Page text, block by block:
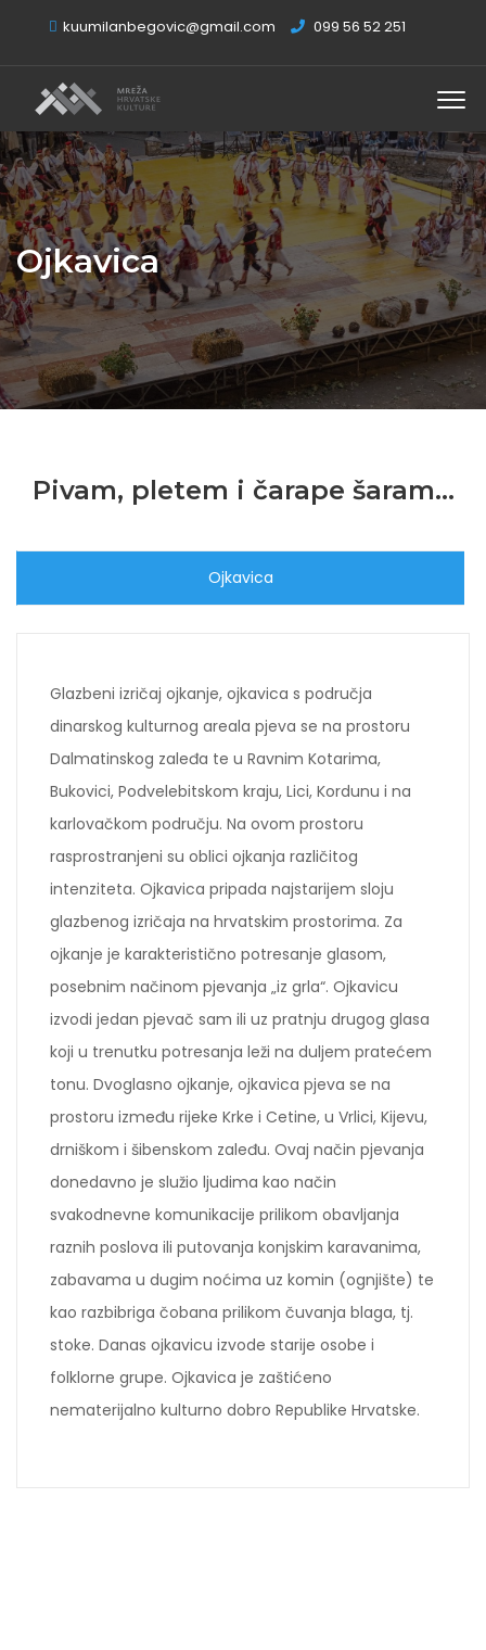
kuumilanbegovic@gmail.com 099 56 52 251
Ojkavica
Pivam, pletem i čarape šaram...
Ojkavica
Glazbeni izričaj ojkanje, ojkavica s područja
dinarskog kulturnog areala pjeva se na prostoru
Dalmatinskog zaleđa te u Ravnim Kotarima,
Bukovici, Podvelebitskom kraju, Lici, Kordunu i na
karlovačkom području. Na ovom prostoru
rasprostranjeni su oblici ojkanja različitog
intenziteta. Ojkavica pripada najstarijem sloju
glazbenog izričaja na hrvatskim prostorima. Za
ojkanje je karakteristično potresanje glasom,
posebnim načinom pjevanja „iz grla“. Ojkavicu
izvodi jedan pjevač sam ili uz pratnju drugog glasa
koji u trenutku potresanja leži na duljem pratećem
tonu. Dvoglasno ojkanje, ojkavica pjeva se na
prostoru između rijeke Krke i Cetine, u Vrlici, Kijevu,
drniškom i šibenskom zaleđu. Ovaj način pjevanja
donedavno je služio ljudima kao način
svakodnevne komunikacije prilikom obavljanja
raznih poslova ili putovanja konjskim karavanima,
zabavama u dugim noćima uz komin (ognjište) te
kao razbibriga čobana prilikom čuvanja blaga, tj.
stoke. Danas ojkavicu izvode starije osobe i
folklorne grupe. Ojkavica je zaštićeno
nematerijalno kulturno dobro Republike Hrvatske.